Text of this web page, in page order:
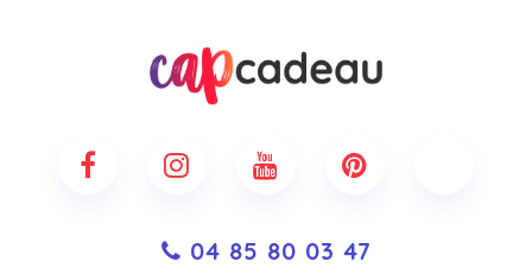
04 85 80 03 47